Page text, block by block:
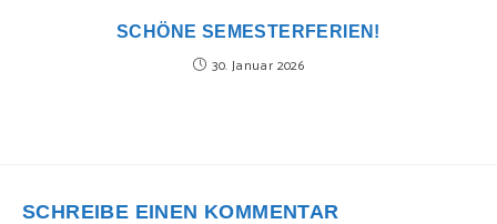
SCHÖNE SEMESTERFERIEN!
30. Januar 2026
SCHREIBE EINEN KOMMENTAR